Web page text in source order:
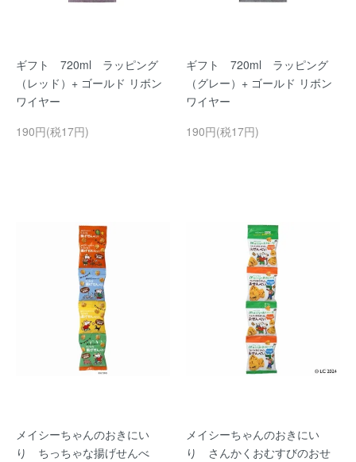
ギフト 720ml ラッピング
（レッド）+ ゴールド リボン
ワイヤー
190円(税17円)
ギフト 720ml ラッピング
（グレー）+ ゴールド リボン
ワイヤー
190円(税17円)
メイシーちゃんのおきにい
り ちっちゃな揚げせんべ
メイシーちゃんのおきにい
り さんかくおむすびのおせ